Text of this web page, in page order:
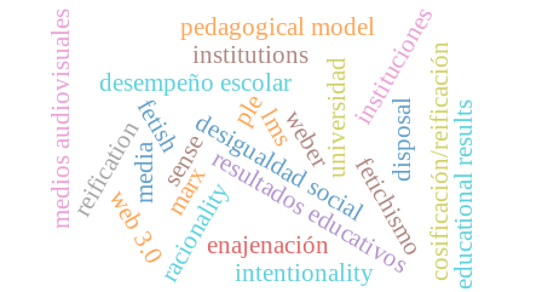
universidad
fetichismo
resultados educativos
desempeño escolar
desigualdad social
racionality
weber
institutions instituciones
fetish disposal
reification
enajenación cosificación/reificación
marx educational results
media
medios audiovisuales plelms
web 3.0
pedagogical model
intentionality
sense